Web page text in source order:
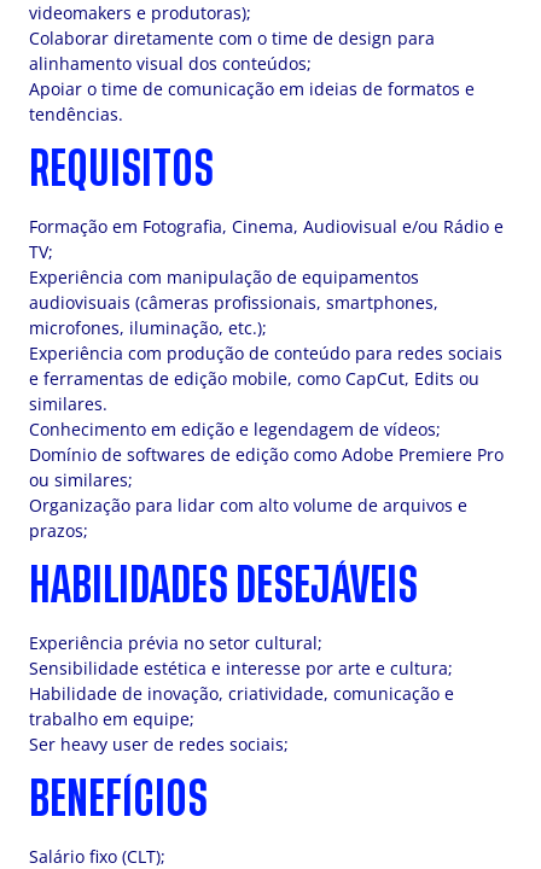
videomakers e produtoras);
Colaborar diretamente com o time de design para
alinhamento visual dos conteúdos;
Apoiar o time de comunicação em ideias de formatos e
tendências.
REQUISITOS
Formação em Fotografia, Cinema, Audiovisual e/ou Rádio e
TV;
Experiência com manipulação de equipamentos
audiovisuais (câmeras profissionais, smartphones,
microfones, iluminação, etc.);
Experiência com produção de conteúdo para redes sociais
e ferramentas de edição mobile, como CapCut, Edits ou
similares.
Conhecimento em edição e legendagem de vídeos;
Domínio de softwares de edição como Adobe Premiere Pro
ou similares;
Organização para lidar com alto volume de arquivos e
prazos;
HABILIDADES DESEJÁVEIS
Experiência prévia no setor cultural;
Sensibilidade estética e interesse por arte e cultura;
Habilidade de inovação, criatividade, comunicação e
trabalho em equipe;
Ser heavy user de redes sociais;
BENEFÍCIOS
Salário fixo (CLT);